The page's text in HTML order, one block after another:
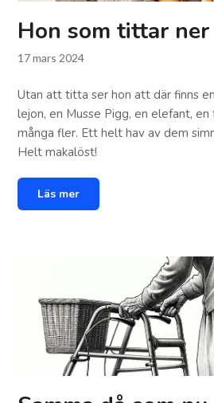
Hon som tittar ner
17 mars 2024
Utan att titta ser hon att där finns
lejon, en Musse Pigg, en elefant,
många fler. Ett helt hav av dem
Helt makalöst!
Läs mer